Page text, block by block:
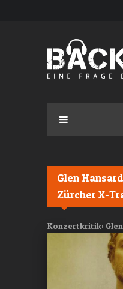
Glen
Zürcher X-
Konzertkritik: